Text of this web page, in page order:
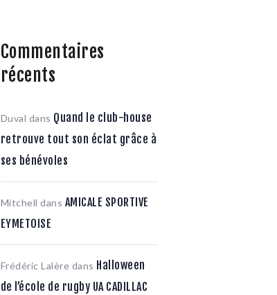
Commentaires
récents
Duval dans Quand le club-house
retrouve tout son éclat grâce à
ses bénévoles
Mitchell dans AMICALE SPORTIVE
EYMETOISE
Frédéric Lalère dans Halloween
de l’école de rugby UA CADILLAC